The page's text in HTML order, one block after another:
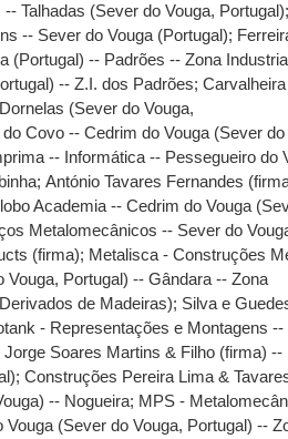
Talhadas (Sever do Vouga, Portugal)
-- Sever do Vouga (Portugal);
(Portugal) -- Padrões -- Zona
-- Z.I. dos Padrões;
(Sever do Vouga,
Covo -- Cedrim do Vouga (Sever do
-- Informática -- Pessegueiro do
;António Tavares Fernandes
Academia -- Cedrim do Vouga
Metalomecânicos -- Sever do
(firma); Metalisca - Construções
Portugal) -- Gândara -- Zona
de Madeiras); Silva e
- Representações e Montagens --
Jorge Soares Martins & Filho (firma) --
;Construções Pereira Lima &
-- Nogueira; MPS -
(Sever do Vouga, Portugal) --